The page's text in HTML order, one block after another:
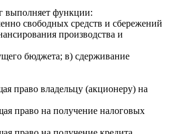
выполняет функции:
свободных средств и сбережений
производства и
бюджета; в) сдерживание
право владельцу (акционеру) на
право на получение налоговых